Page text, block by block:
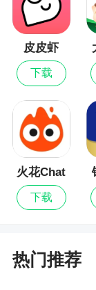
皮皮虾
下载
火花Chat
下载
热门推荐